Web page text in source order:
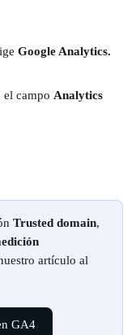
Google Analytics.
el campo Analytics
Trusted domain,
artículo al
GA4